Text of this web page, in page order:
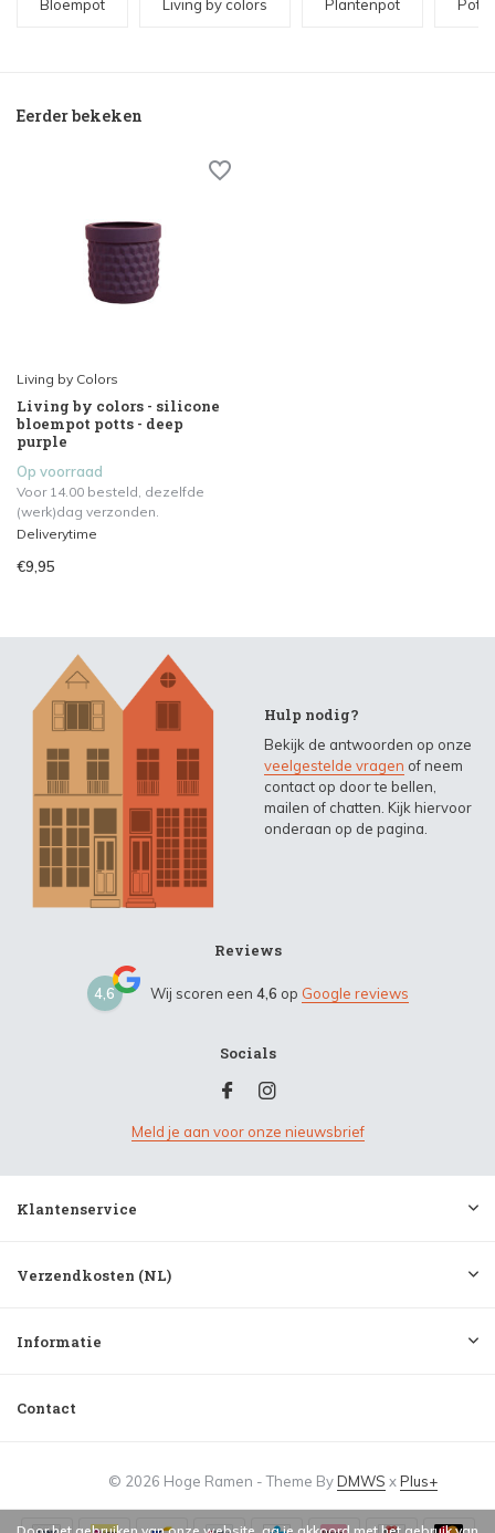
Bloempot Living by colors Plantenpot Potts
Eerder bekeken
Living by Colors
Living by colors - silicone
bloempot potts - deep
purple
Op voorraad
Voor 14.00 besteld, dezelfde
(werk)dag verzonden.
Deliverytime
€9,95
Hulp nodig?
Bekijk de antwoorden op onze
veelgestelde vragen of neem
contact op door te bellen,
mailen of chatten. Kijk hiervoor
onderaan op de pagina.
Reviews
4,6 Wij scoren een 4,6 op Google reviews
Socials
Meld je aan voor onze nieuwsbrief
Klantenservice
Verzendkosten (NL)
Informatie
Contact
© 2026 Hoge Ramen - Theme ByDMWS xPlus+